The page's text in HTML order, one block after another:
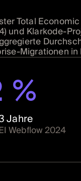
Total
und Klarkode-
Migrationen in
%
Jahre
Webflow 2024